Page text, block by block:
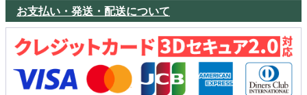
お支払い・発送・配送について